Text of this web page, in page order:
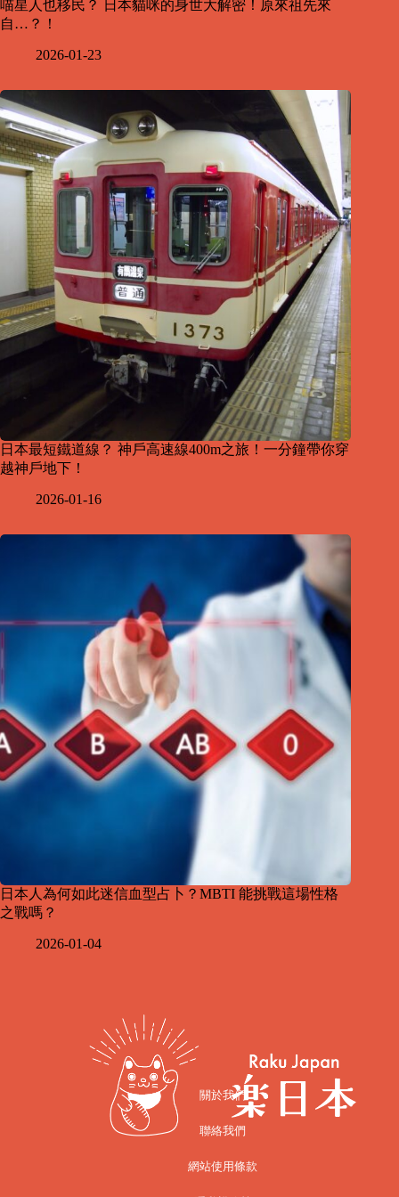
喵星人也移民？ 日本貓咪的身世大解密！原來祖先來
自…？！
2026-01-23
日本最短鐵道線？ 神戶高速線400m之旅！一分鐘帶你穿
越神戶地下！
2026-01-16
日本人為何如此迷信血型占卜？MBTI 能挑戰這場性格
之戰嗎？
2026-01-04
關於我們
聯絡我們
網站使用條款